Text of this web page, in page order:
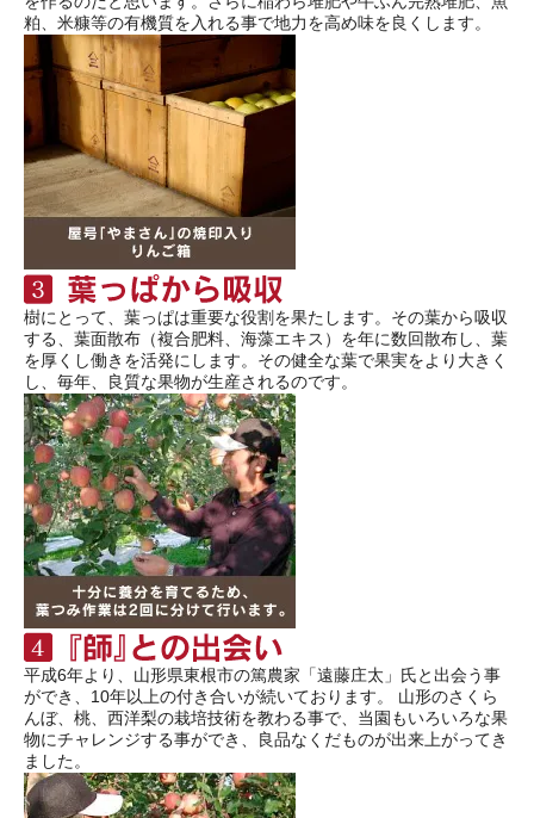
粕、米糠等の有機質を入れる事で地力を高め味を良くします。
樹にとって、葉っぱは重要な役割を果たします。その葉から吸収
する、葉面散布（複合肥料、海藻エキス）を年に数回散布し、葉
を厚くし働きを活発にします。その健全な葉で果実をより大きく
し、毎年、良質な果物が生産されるのです。
平成6年より、山形県東根市の篤農家「遠藤庄太」氏と出会う事
ができ、10年以上の付き合いが続いております。 山形のさくら
んぼ、桃、西洋梨の栽培技術を教わる事で、当園もいろいろな果
物にチャレンジする事ができ、良品なくだものが出来上がってき
ました。